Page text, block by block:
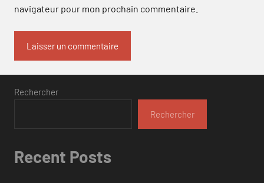
navigateur pour mon prochain commentaire.
Rechercher
Rechercher
Recent Posts